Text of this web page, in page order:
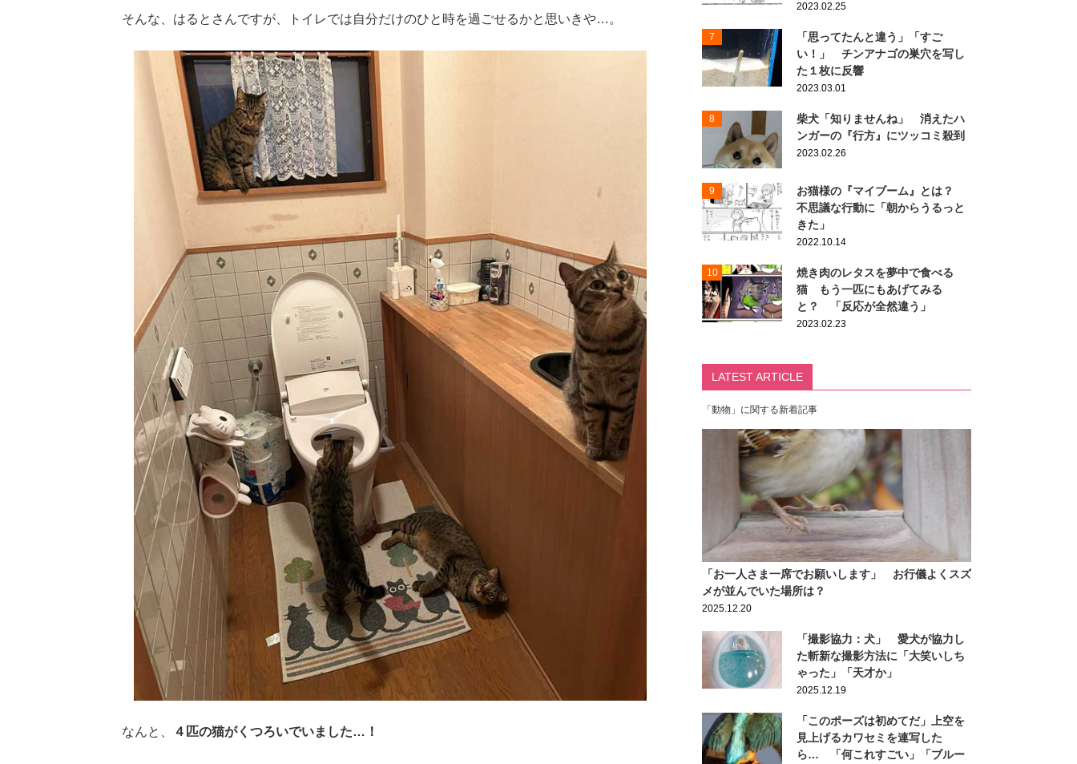
そんな、はるとさんですが、トイレでは自分だけのひと時を過ごせるかと思いきや…。
なんと、 ４匹の猫がくつろいでいました…！
2023.02.25
7
「思ってたんと違う」「すご
い！」 チンアナゴの巣穴を写し
た１枚に反響
2023.03.01
8
柴犬「知りませんね」 消えたハ
ンガーの『行方』にツッコミ殺到
2023.02.26
9
お猫様の『マイブーム』とは？
不思議な行動に「朝からうるっと
きた」
2022.10.14
10
焼き肉のレタスを夢中で食べる
猫 もう一匹にもあげてみる
と？ 「反応が全然違う」
2023.02.23
LATEST ARTICLE
「動物」に関する新着記事
「お一人さま一席でお願いします」 お行儀よくスズ
メが並んでいた場所は？
2025.12.20
「撮影協力：犬」 愛犬が協力し
た斬新な撮影方法に「大笑いしち
ゃった」「天才か」
2025.12.19
「このポーズは初めてだ」上空を
見上げるカワセミを連写した
ら… 「何これすごい」「ブルー